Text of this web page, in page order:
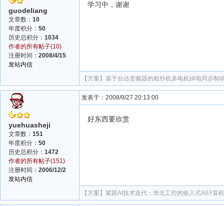
guodeliang
文章数： 10
年度积分： 50
历史总积分： 1034
作者的所有帖子(10)
注册时间： 2008/4/15
发站内信
学习中，谢谢
【方案】 基于台达变频器的粗纱机多电机掉电同步制
yuehuasheji
文章数： 151
年度积分： 50
历史总积分： 1472
作者的所有帖子(151)
注册时间： 2006/12/2
发站内信
发表于：2008/9/27 20:13:00
好东西要欣赏
【方案】 紧跟AI技术迭代：华北工控的嵌入式AI计算